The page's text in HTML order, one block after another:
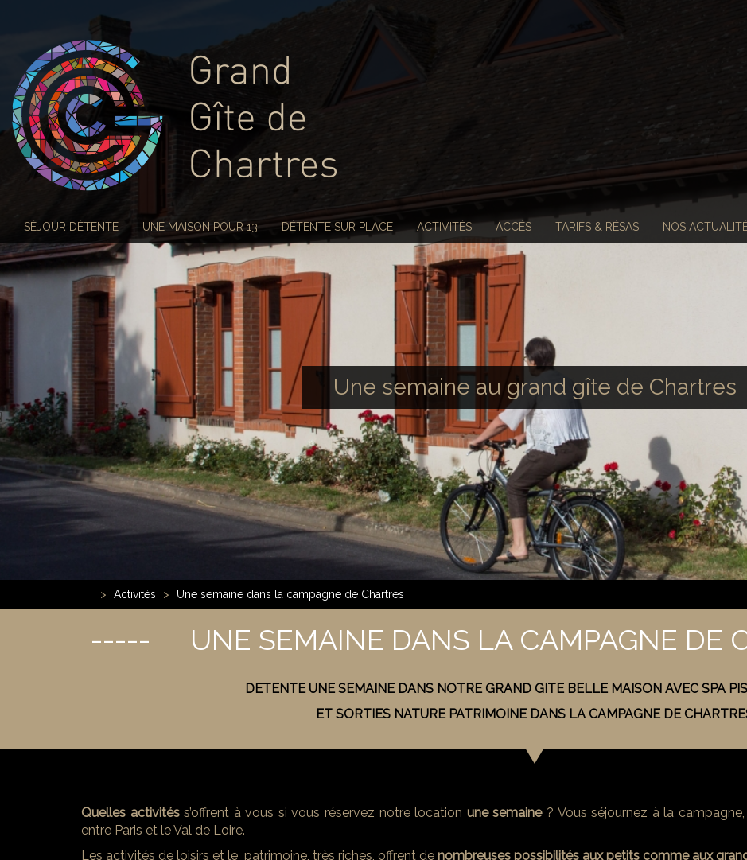
SÉJOUR DÉTENTE UNE MAISON POUR 13 DÉTENTE SUR PLACE ACTIVITÉS ACCÈS TARIFS & RÉSAS NOS
Une semaine au grand gîte de Chartres
}
Activités Une semaine dans la campagne de Chartres
UNE SEMAINE DANS LA CAMPAGNE DE
DETENTE UNE SEMAINE DANS NOTRE GRAND GITE BELLE MAISON AVEC SPA
ET SORTIES NATURE PATRIMOINE DANS LA CAMPAGNE DE
Quelles activitéss’offrent à vous si vous réservez notre location une semaine? Vous séjournez à la campagne,
entre Paris et le Val de Loire.
Les activités de loisirs et le patrimoine, très riches, offrent de nombreuses possibilités aux petits comme aux